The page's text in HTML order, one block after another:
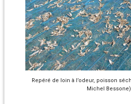
Repéré de loin à l’odeur, poisson
Michel Bessone)